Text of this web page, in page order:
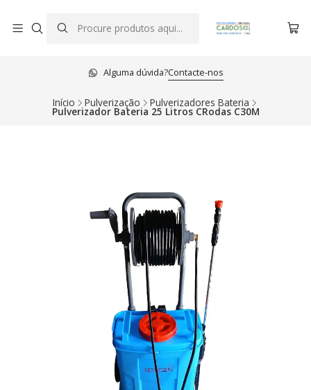
Alguma dúvida?Contacte-nos
Início Pulverização Pulverizadores Bateria
Pulverizador Bateria 25 Litros CRodas C30M